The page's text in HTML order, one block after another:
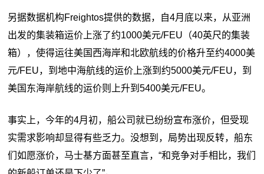
另据数据机构Freightos提供的数据，自4月底以来，从亚洲
出发的集装箱运价上涨了约1000美元/FEU（40英尺的集装
箱），使得运往美国西海岸和北欧航线的价格升至约4000美
元/FEU，到地中海航线的运价上涨到约5000美元/FEU，到
美国东海岸航线的运价则上升到5400美元/FEU。
事实上，今年的4月初，船公司就已纷纷宣布涨价，但受现
实需求影响却显得有些乏力。没想到，局势出现反转，船东
们如愿涨价，马士基方面甚至直言，“和竞争对手相比，我们